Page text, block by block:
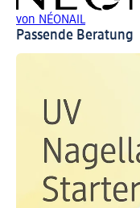
von NÉONAIL
Passende Beratung